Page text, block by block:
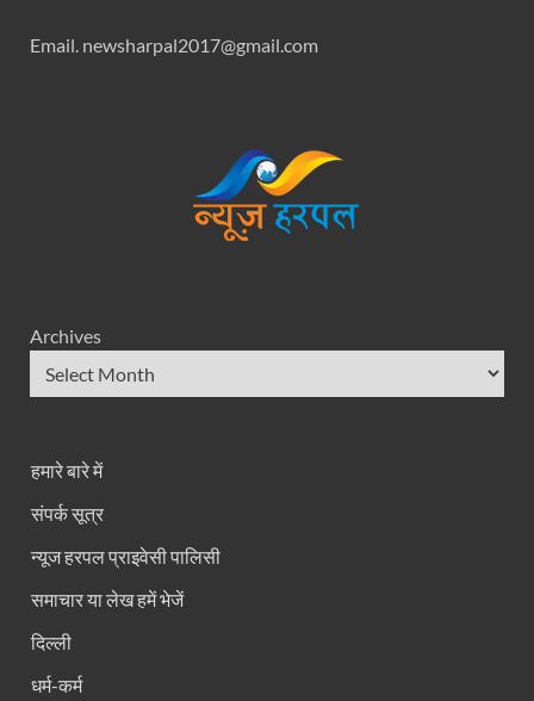
Email. newsharpal2017@gmail.com
Archives
हमारे बारे में
संपर्क सूत्र
न्यूज हरपल प्राइवेसी पालिसी
समाचार या लेख हमें भेजें
दिल्ली
धर्म-कर्म